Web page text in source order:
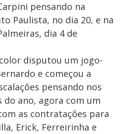
pensando na
Paulista, no dia 20, e na
dia 4 de
disputou um jogo-
e começou a
pensando nos
ano, agora com um
as contratações para
Erick, Ferreirinha e